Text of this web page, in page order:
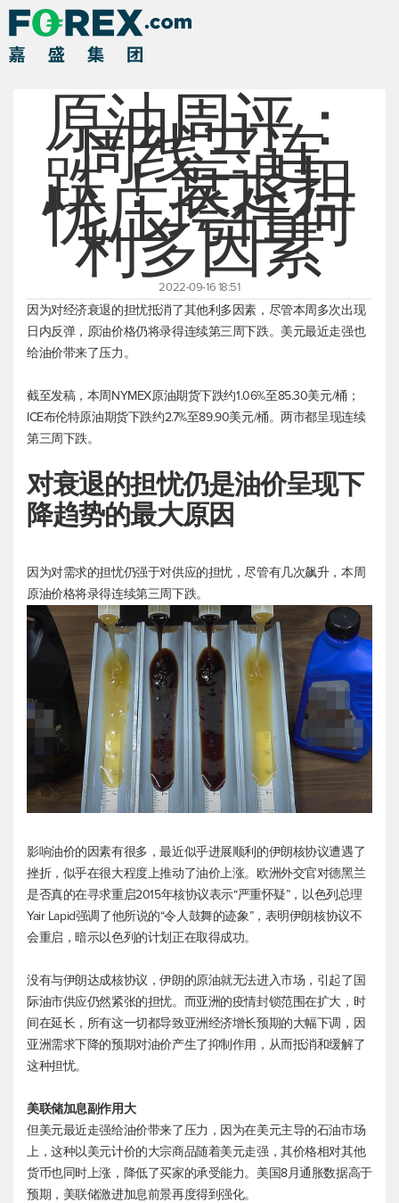
原油周评：
周线三连
跌！衰退担
忧压垮任何
利多因素
2022-09-16 18:51
因为对经济衰退的担忧抵消了其他利多因素，尽管本周多次出现
日内反弹，原油价格仍将录得连续第三周下跌。美元最近走强也
给油价带来了压力。
截至发稿，本周NYMEX原油期货下跌约1.06%至85.30美元/桶；
ICE布伦特原油期货下跌约2.7%至89.90美元/桶。两市都呈现连续
第三周下跌。
对衰退的担忧仍是油价呈现下
降趋势的最大原因
因为对需求的担忧仍强于对供应的担忧，尽管有几次飙升，本周
原油价格将录得连续第三周下跌。
影响油价的因素有很多，最近似乎进展顺利的伊朗核协议遭遇了
挫折，似乎在很大程度上推动了油价上涨。欧洲外交官对德黑兰
是否真的在寻求重启2015年核协议表示“严重怀疑”，以色列总理
Yair Lapid强调了他所说的“令人鼓舞的迹象”，表明伊朗核协议不
会重启，暗示以色列的计划正在取得成功。
没有与伊朗达成核协议，伊朗的原油就无法进入市场，引起了国
际油市供应仍然紧张的担忧。而亚洲的疫情封锁范围在扩大，时
间在延长，所有这一切都导致亚洲经济增长预期的大幅下调，因
亚洲需求下降的预期对油价产生了抑制作用，从而抵消和缓解了
这种担忧。
美联储加息副作用大
但美元最近走强给油价带来了压力，因为在美元主导的石油市场
上，这种以美元计价的大宗商品随着美元走强，其价格相对其他
货币也同时上涨，降低了买家的承受能力。美国8月通胀数据高于
预期，美联储激进加息前景再度得到强化。